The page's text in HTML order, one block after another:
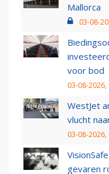
Mallorca
03-08-
voor bod
03-08-2026,
WestJet
vlucht
03-08-2026,
gevaren